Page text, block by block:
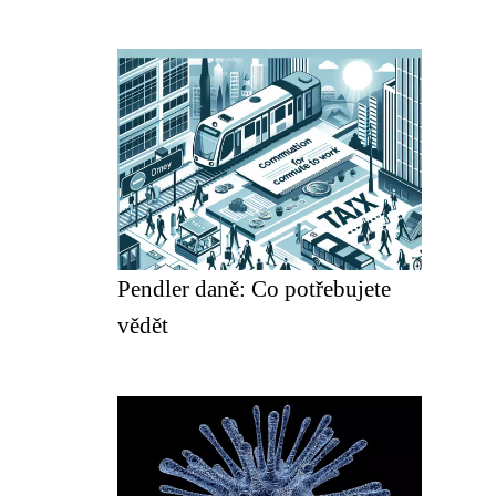
Pendler daně: Co potřebujete
vědět